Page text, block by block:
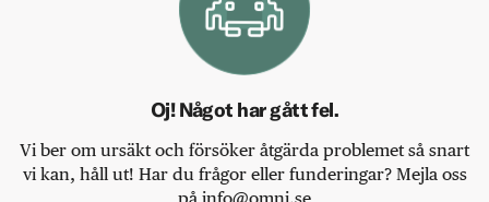
Oj! Något har gått fel.
Vi ber om ursäkt och försöker åtgärda problemet så snart
vi kan, håll ut! Har du frågor eller funderingar? Mejla oss